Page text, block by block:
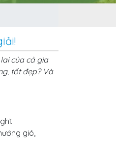
của cả gia
tốt đẹp? Và
gió,